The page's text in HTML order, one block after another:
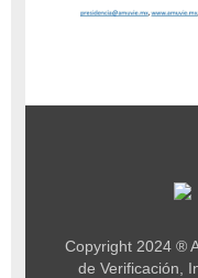
Copyright 2024 ®
de Verificación,